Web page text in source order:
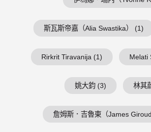
斯瓦斯帝嘉（Alia Swastika） (1)
Rirkrit Tiravanija (1) Melati
姚大鈞 (3) 林其
詹姆斯．吉魯東（James